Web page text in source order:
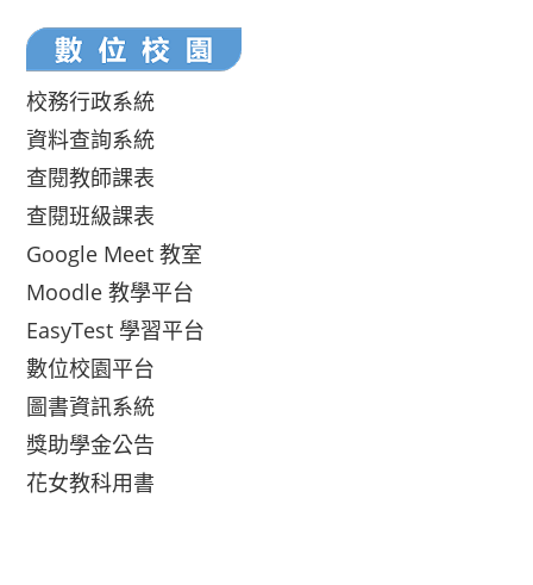
校務行政系統
資料查詢系統
查閱教師課表
查閱班級課表
Google Meet 教室
Moodle 教學平台
EasyTest 學習平台
數位校園平台
圖書資訊系統
獎助學金公告
花女教科用書